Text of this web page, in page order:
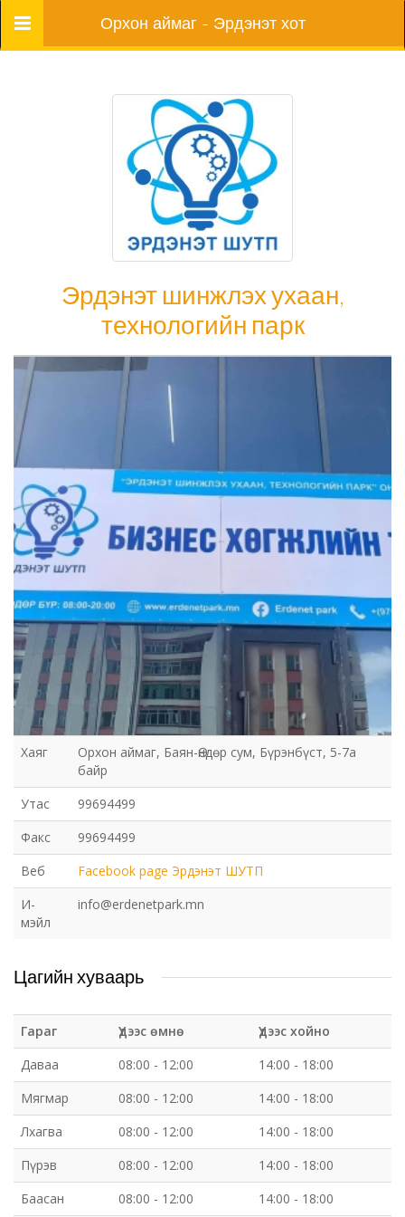
Цэс Орхон аймаг - Эрдэнэт хот
Эрдэнэт шинжлэх ухаан,
технологийн парк
Эрдэнэт шинжлэх ухаан, технологийн
Хаяг
Орхон аймаг, Баян-Өндөр сум, Бүрэнбүст, 5-7а
байр
Утас
99694499
Факс
99694499
Веб
Facebook page Эрдэнэт ШУТП
И-
мэйл
info@erdenetpark.mn
Цагийн хуваарь
Гараг Үдээс өмнө
Үдээс хойно
Даваа
08:00 - 12:00
14:00 - 18:00
Мягмар
08:00 - 12:00
14:00 - 18:00
Лхагва
08:00 - 12:00
14:00 - 18:00
Пүрэв
08:00 - 12:00
14:00 - 18:00
Баасан
08:00 - 12:00 14:00 - 18:00